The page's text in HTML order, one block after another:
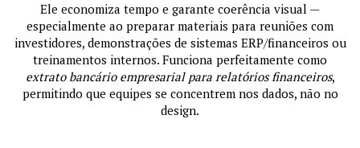
Ele economiza tempo e garante coerência visual —
especialmente ao preparar materiais para reuniões com
investidores, demonstrações de sistemas ERP/financeiros ou
treinamentos internos. Funciona perfeitamente como
extrato bancário empresarial para relatórios financeiros,
permitindo que equipes se concentrem nos dados, não no
design.